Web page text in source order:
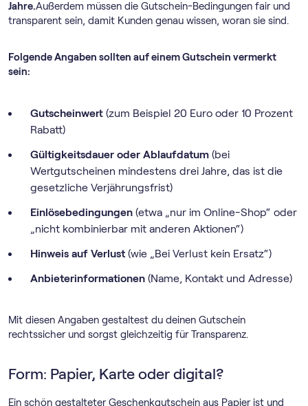
Jahre.Außerdem müssen die Gutschein-Bedingungen fair und
transparent sein, damit Kunden genau wissen, woran sie sind.
Folgende Angaben sollten auf einem Gutschein vermerkt
sein:
Gutscheinwert (zum Beispiel 20 Euro oder 10 Prozent
Rabatt)
Gültigkeitsdauer oder Ablaufdatum (bei
Wertgutscheinen mindestens drei Jahre, das ist die
gesetzliche Verjährungsfrist)
Einlösebedingungen (etwa „nur im Online-Shop“ oder
„nicht kombinierbar mit anderen Aktionen“)
Hinweis auf Verlust (wie „Bei Verlust kein Ersatz“)
Anbieterinformationen (Name, Kontakt und Adresse)
Mit diesen Angaben gestaltest du deinen Gutschein
rechtssicher und sorgst gleichzeitig für Transparenz.
Form: Papier, Karte oder digital?
Ein schön gestalteter Geschenkgutschein aus Papier ist und